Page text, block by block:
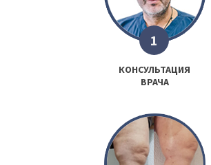
1
КОНСУЛЬТАЦИЯ
ВРАЧА